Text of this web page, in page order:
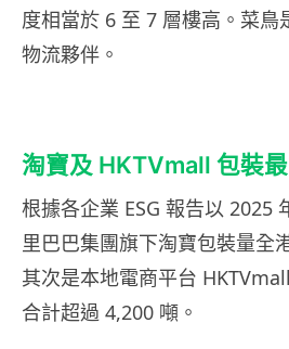
度相當於 6 至 7 層樓高。菜鳥
物流夥伴。
淘寶及 HKTVmall 包裝
根據各企業 ESG 報告以 2025
里巴巴集團旗下淘寶包裝量全
其次是本地電商平台
合計超過 4,200 噸。